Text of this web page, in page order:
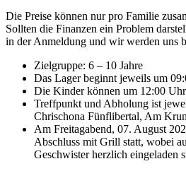
Die Preise können nur pro Familie
Sollten die Finanzen ein Problem
in der Anmeldung und wir werden uns
Zielgruppe: 6 – 10 Jahre
Das Lager beginnt jeweils um
Die Kinder können um 12:00
Treffpunkt und Abholung ist
Chrischona Fünflibertal, Am
Am Freitagabend, 07. August
Abschluss mit Grill statt, wobei
Geschwister herzlich eingeladen